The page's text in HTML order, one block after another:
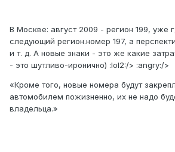
В Москве: август 2009 - регион 199, уже
следующий регион.номер 197, а
и т. д. А новые знаки - это же какие
- это шутливо-иронично) :lol2:/> :angry:/>
«Кроме того, новые номера будут
автомобилем пожизненно, их не надо
владельца.»